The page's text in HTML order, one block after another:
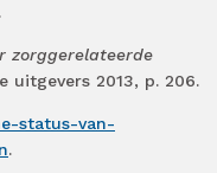
zorggerelateerde
uitgevers 2013, p. 206.
status-van-
.